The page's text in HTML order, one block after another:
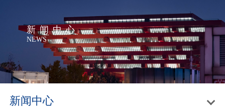
新闻中心
NEWS
新闻中心